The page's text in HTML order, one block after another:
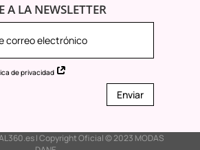
A LA NEWSLETTER
de privacidad
Enviar
I Copyright Oficial © 2023 MODAS